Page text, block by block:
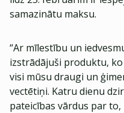
samazinātu maksu.
“Ar mīlestību un
izstrādājuši produktu,
visi mūsu draugi un
vectētiņi. Katru dienu
pateicības vārdus par